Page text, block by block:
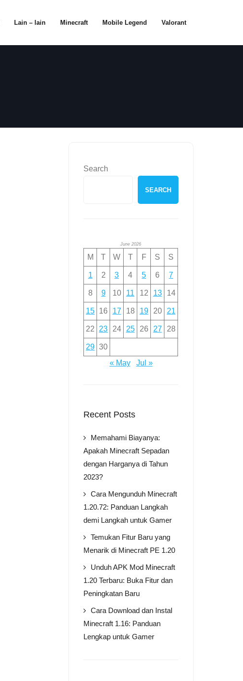
Lain – lain Minecraft Mobile Legend Valorant
Search
SEARCH
June 2026
M T W T F S S
1 2 3 4 5 6 7
8 9 10 11 12 13 14
15 16 17 18 19 20 21
22 23 24 25 26 27 28
29 30
« May
Jul »
Recent Posts
Memahami Biayanya:
Apakah Minecraft Sepadan
dengan Harganya di Tahun
2023?
Cara Mengunduh Minecraft
1.20.72: Panduan Langkah
demi Langkah untuk Gamer
Temukan Fitur Baru yang
Menarik di Minecraft PE 1.20
Unduh APK Mod Minecraft
1.20 Terbaru: Buka Fitur dan
Peningkatan Baru
Cara Download dan Instal
Minecraft 1.16: Panduan
Lengkap untuk Gamer